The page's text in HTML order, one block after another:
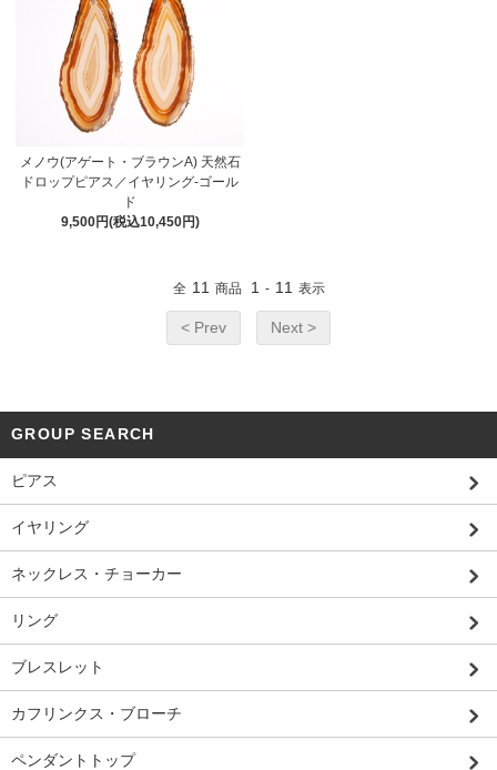
メノウ(アゲート・ブラウンA) 天然石
ドロップピアス／イヤリング-ゴール
ド
9,500円(税込10,450円)
全 11 商品 1 - 11 表示
< Prev Next >
GROUP SEARCH
ピアス
イヤリング
ネックレス・チョーカー
リング
ブレスレット
カフリンクス・ブローチ
ペンダントトップ